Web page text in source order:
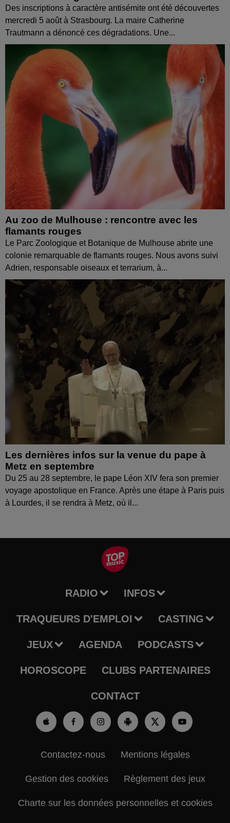
Des inscriptions à caractère antisémite ont été découvertes
mercredi 5 août à Strasbourg. La maire Catherine
Trautmann a dénoncé ces dégradations. Une...
Au zoo de Mulhouse : rencontre avec les
flamants rouges
Le Parc Zoologique et Botanique de Mulhouse abrite une
colonie remarquable de flamants rouges. Nous avons suivi
Adrien, responsable oiseaux et terrarium, à...
Les dernières infos sur la venue du pape à
Metz en septembre
Du 25 au 28 septembre, le pape Léon XIV fera son premier
voyage apostolique en France. Après une étape à Paris puis
à Lourdes, il se rendra à Metz, où il...
RADIO INFOS
TRAQUEURS D'EMPLOI CASTING
JEUX AGENDA PODCASTS
HOROSCOPE CLUBS PARTENAIRES
CONTACT
Contactez-nous Mentions légales
Gestion des cookies Règlement des jeux
Charte sur les données personnelles et cookies